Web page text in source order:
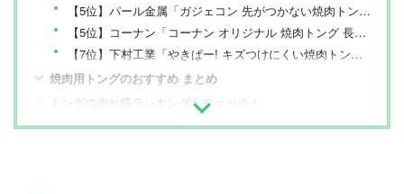
【5位】パール金属「ガジェコン 先がつかない焼肉トング」
【5位】コーナン「コーナン オリジナル 焼肉トング 長さ24cm」
【7位】下村工業「やきぱー! キズつけにくい焼肉トング」
焼肉用トングのおすすめ まとめ
トングの売れ筋ランキングもチェック！